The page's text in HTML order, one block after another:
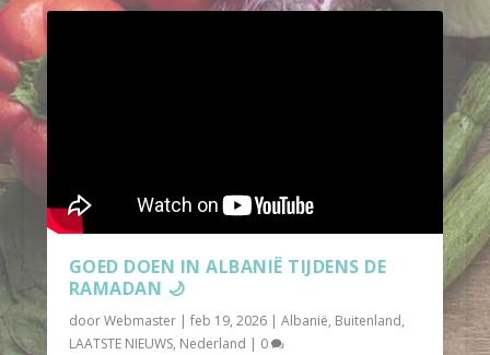
GOED DOEN IN ALBANIË TIJDENS DE
RAMADAN 🌙
doorWebmaster| feb 19, 2026| Albanië, Buitenland,
LAATSTE NIEUWS, Nederland | 0